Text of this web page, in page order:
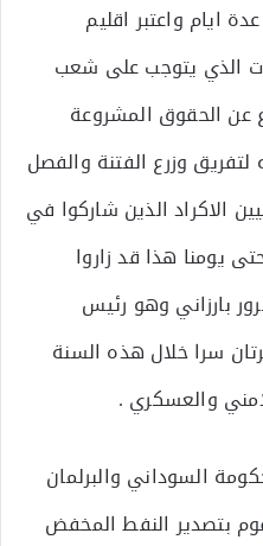
ايام واعتبر اقليم
الذي يتوجب على شعب
عن الحقوق المشروعة
وزرع الفتنة والفصل
الاكراد الذين شاركوا في
السياسية منذ 2003 وحتى يومنا هذا قد زاروا
بارزاني وهو رئيس
سرا خلال هذه السنة
والعسكري .
السوداني والبرلمان
بتصدير النفط المخفض